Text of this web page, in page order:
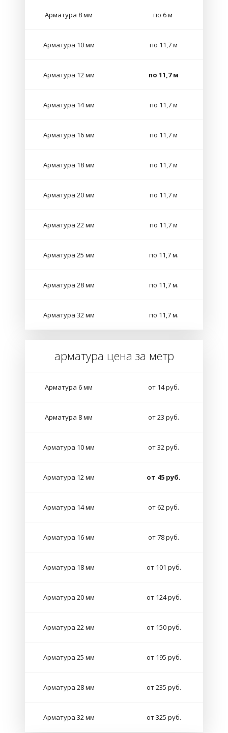
Арматура 8 мм по 6 м
Арматура 10 мм по 11,7 м
Арматура 12 мм по 11,7 м
Арматура 14 мм по 11,7 м
Арматура 16 мм по 11,7 м
Арматура 18 мм по 11,7 м
Арматура 20 мм по 11,7 м
Арматура 22 мм по 11,7 м
Арматура 25 мм по 11,7 м.
Арматура 28 мм по 11,7 м.
Арматура 32 мм по 11,7 м.
арматура цена за метр
Арматура 6 мм от 14 руб.
Арматура 8 мм от 23 руб.
Арматура 10 мм от 32 руб.
Арматура 12 мм от 45 руб.
Арматура 14 мм от 62 руб.
Арматура 16 мм от 78 руб.
Арматура 18 мм от 101 руб.
Арматура 20 мм от 124 руб.
Арматура 22 мм от 150 руб.
Арматура 25 мм от 195 руб.
Арматура 28 мм от 235 руб.
Арматура 32 мм от 325 руб.